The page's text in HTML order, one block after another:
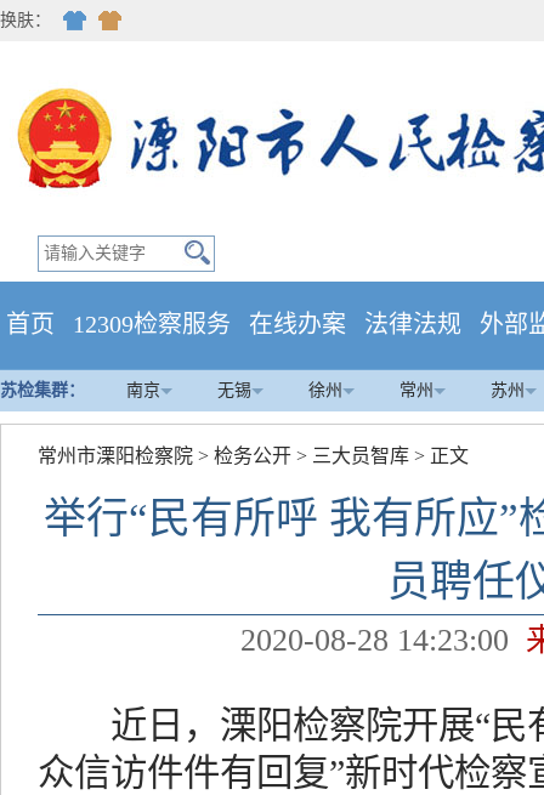
换肤：
首页 12309检察服务 在线办案 法律法规 外部
苏检集群： 南京 无锡 徐州 常州 苏州
常州市溧阳检察院 > 检务公开 > 三大员智库 > 正文
举行“民有所呼 我有所应”
员聘任
2020-08-28 14:23:00
近日，溧阳检察院开展“民
众信访件件有回复”新时代检